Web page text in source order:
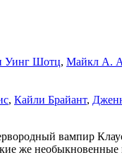
Уинг Шотц, Майкл А.
, Кайли Брайант,
вампир
же необыкновенные